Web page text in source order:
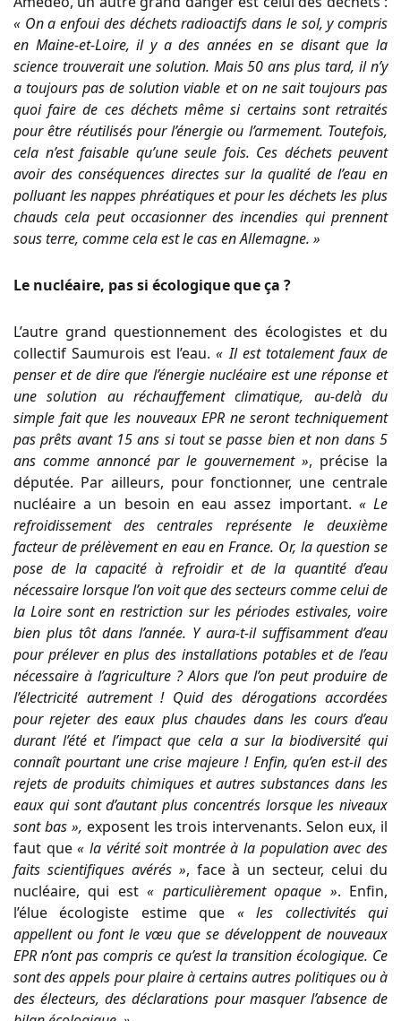
« On a enfoui des déchets radioactifs dans le sol, y compris
en Maine-et-Loire, il y a des années en se disant que la
science trouverait une solution. Mais 50 ans plus tard, il n’y
a toujours pas de solution viable et on ne sait toujours pas
quoi faire de ces déchets même si certains sont retraités
pour être réutilisés pour l’énergie ou l’armement. Toutefois,
cela n’est faisable qu’une seule fois. Ces déchets peuvent
avoir des conséquences directes sur la qualité de l’eau en
polluant les nappes phréatiques et pour les déchets les plus
chauds cela peut occasionner des incendies qui prennent
sous terre, comme cela est le cas en Allemagne. »
Le nucléaire, pas si écologique que ça ?
L’autre grand questionnement des écologistes et du
collectif Saumurois est l’eau.« Il est totalement faux de
penser et de dire que l’énergie nucléaire est une réponse et
une solution au réchauffement climatique, au-delà du
simple fait que les nouveaux EPR ne seront techniquement
pas prêts avant 15 ans si tout se passe bien et non dans 5
ans comme annoncé par le gouvernement », précise la
députée. Par ailleurs, pour fonctionner, une centrale
nucléaire a un besoin en eau assez important. « Le
refroidissement des centrales représente le deuxième
facteur de prélèvement en eau en France. Or, la question se
pose de la capacité à refroidir et de la quantité d’eau
nécessaire lorsque l’on voit que des secteurs comme celui de
la Loire sont en restriction sur les périodes estivales, voire
bien plus tôt dans l’année. Y aura-t-il suffisamment d’eau
pour prélever en plus des installations potables et de l’eau
nécessaire à l’agriculture ? Alors que l’on peut produire de
l’électricité autrement ! Quid des dérogations accordées
pour rejeter des eaux plus chaudes dans les cours d’eau
durant l’été et l’impact que cela a sur la biodiversité qui
connaît pourtant une crise majeure ! Enfin, qu’en est-il des
rejets de produits chimiques et autres substances dans les
eaux qui sont d’autant plus concentrés lorsque les niveaux
sont bas », exposent les trois intervenants. Selon eux, il
faut que« la vérité soit montrée à la population avec des
faits scientifiques avérés », face à un secteur, celui du
nucléaire, qui est« particulièrement opaque ». Enfin,
l’élue écologiste estime que « les collectivités qui
appellent ou font le vœu que se développent de nouveaux
EPR n’ont pas compris ce qu’est la transition écologique. Ce
sont des appels pour plaire à certains autres politiques ou à
des électeurs, des déclarations pour masquer l’absence de